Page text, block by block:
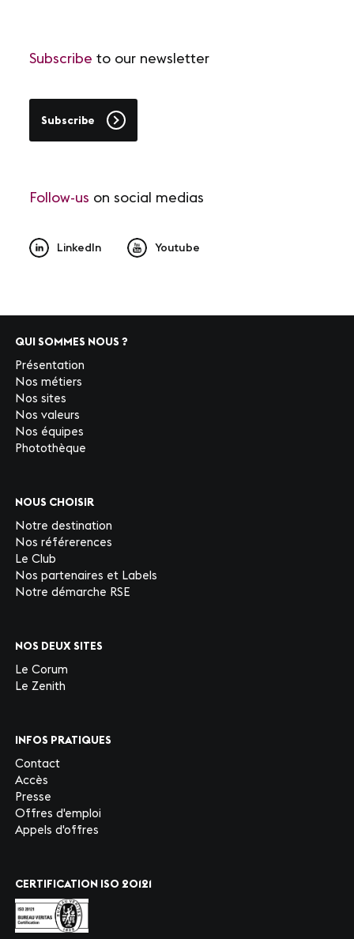
Subscribe to our newsletter
Subscribe
Follow-us on social medias
LinkedIn Youtube
QUI SOMMES NOUS ?
Présentation
Nos métiers
Nos sites
Nos valeurs
Nos équipes
Photothèque
NOUS CHOISIR
Notre destination
Nos référerences
Le Club
Nos partenaires et Labels
Notre démarche RSE
NOS DEUX SITES
Le Corum
Le Zenith
INFOS PRATIQUES
Contact
Accès
Presse
Offres d'emploi
Appels d'offres
CERTIFICATION ISO 20121